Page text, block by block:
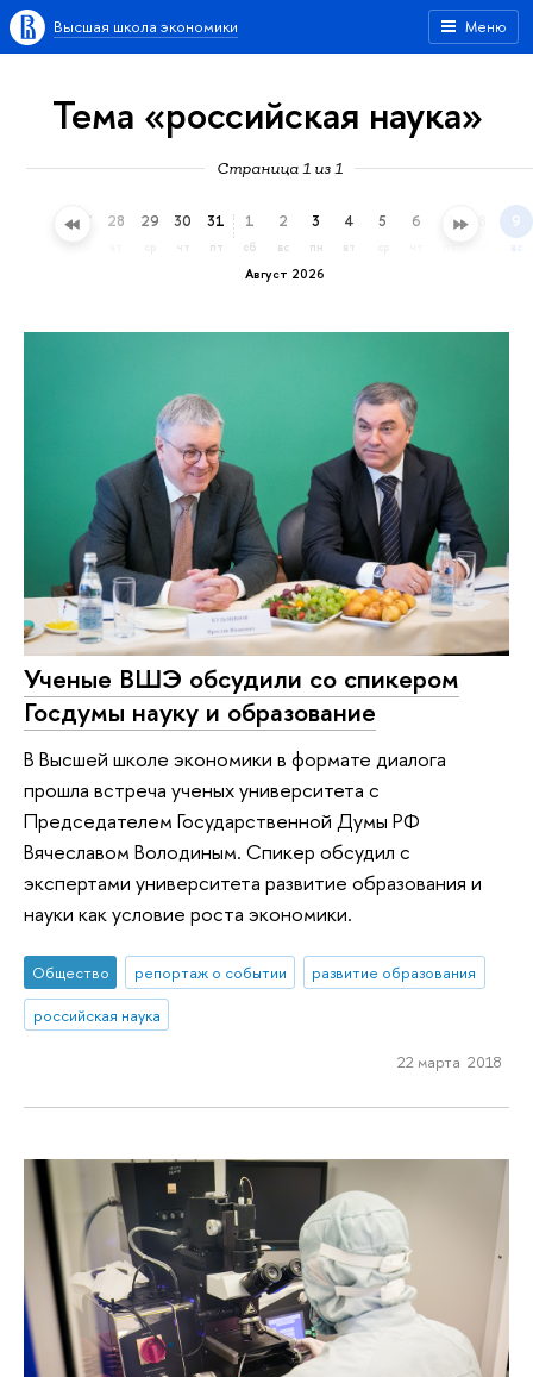
Меню
Высшая школа экономики
Тема «российская наука»
Страница 1 из 1
27 28 29 30
чт
31
пт
Август 2026
1
сб
2
вс
3
пн
4
вт
5 6 7 9
вс
Ученые ВШЭ обсудили со спикером
Госдумы науку и образование
В Высшей школе экономики в формате диалога
прошла встреча ученых университета с
Председателем Государственной Думы РФ
Вячеславом Володиным. Спикер обсудил с
экспертами университета развитие образования и
науки как условие роста экономики.
Общество репортаж о событии
развитие образования
российская наука
22 марта 2018